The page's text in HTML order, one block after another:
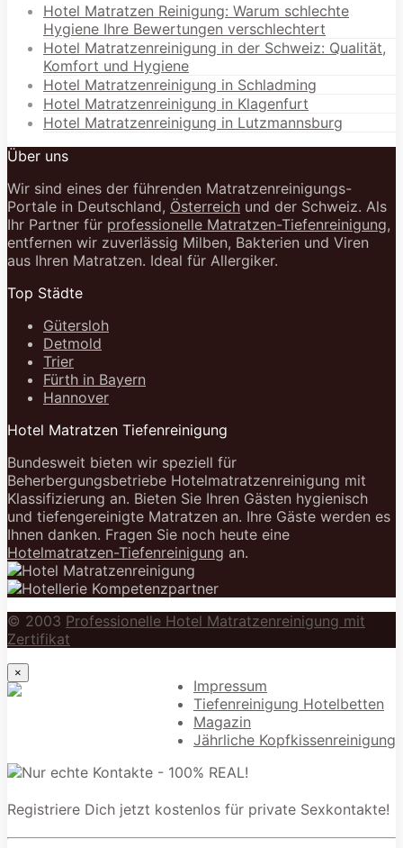
Hotel Matratzen Reinigung: Warum schlechte
Hygiene Ihre Bewertungen verschlechtert
Hotel Matratzenreinigung in der Schweiz: Qualität,
Komfort und Hygiene
Hotel Matratzenreinigung in Schladming
Hotel Matratzenreinigung in Klagenfurt
Hotel Matratzenreinigung in Lutzmannsburg
Über uns
Wir sind eines der führenden Matratzenreinigungs-
Portale in Deutschland, Österreich und der Schweiz. Als
Ihr Partner für professionelle Matratzen-Tiefenreinigung,
entfernen wir zuverlässig Milben, Bakterien und Viren
aus Ihren Matratzen. Ideal für Allergiker.
Top Städte
Gütersloh
Detmold
Trier
Fürth in Bayern
Hannover
Hotel Matratzen Tiefenreinigung
Bundesweit bieten wir speziell für
Beherbergungsbetriebe Hotelmatratzenreinigung mit
Klassifizierung an. Bieten Sie Ihren Gästen hygienisch
und tiefengereinigte Matratzen an. Ihre Gäste werden es
Ihnen danken. Fragen Sie noch heute eine
Hotelmatratzen-Tiefenreinigung an.
© 2003 Professionelle Hotel Matratzenreinigung mit
Zertifikat
Impressum
Tiefenreinigung Hotelbetten
Magazin
Jährliche Kopfkissenreinigung
×
Registriere Dich jetzt kostenlos für private Sexkontakte!